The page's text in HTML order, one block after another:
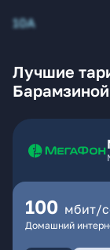
10А
Лучшие
100 мбит/
Домашний